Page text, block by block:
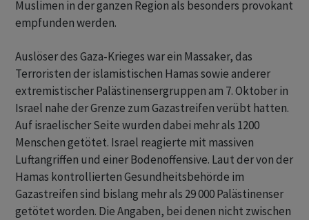
Muslimen in der ganzen Region als besonders provokant
empfunden werden.
Auslöser des Gaza-Krieges war ein Massaker, das
Terroristen der islamistischen Hamas sowie anderer
extremistischer Palästinensergruppen am 7. Oktober in
Israel nahe der Grenze zum Gazastreifen verübt hatten.
Auf israelischer Seite wurden dabei mehr als 1200
Menschen getötet. Israel reagierte mit massiven
Luftangriffen und einer Bodenoffensive. Laut der von der
Hamas kontrollierten Gesundheitsbehörde im
Gazastreifen sind bislang mehr als 29 000 Palästinenser
getötet worden. Die Angaben, bei denen nicht zwischen